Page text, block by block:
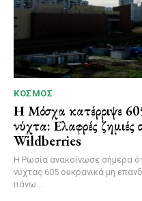
ΚΌΣΜΟΣ
Η Μόσχα κατέρριψε
νύχτα: Ελαφρές ζημιές
Wildberries
Η Ρωσία ανακοίνωσε σήμερα
νύχτας 605 ουκρανικά μη
πάνω...